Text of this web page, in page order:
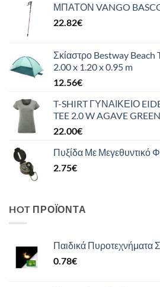
ΜΠΑΤΟΝ VANGO
22.82€
Σκίαστρο Bestway
2.00 x 1.20 x 0.95 m
12.56€
T-SHIRT ΓΥΝΑΙΚΕΙΟ
TEE 2.0 W AGAVE
22.00€
Πυξίδα Με Μεγεθυντικό
2.75€
HOT ΠΡΟΪΌΝΤΑ
Παιδικά Πυροτεχνήματα
0.78€